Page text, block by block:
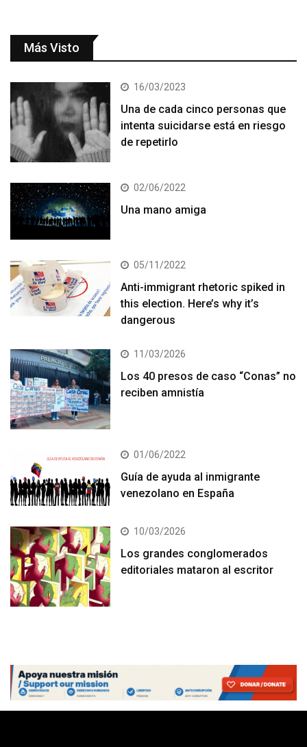
Más Visto
16/03/2023
Una de cada cinco personas que
intenta suicidarse está en riesgo
de repetirlo
02/06/2022
Una mano amiga
05/11/2022
Anti-immigrant rhetoric spiked in
this election. Here’s why it’s
dangerous
11/03/2026
Los 40 presos de caso “Conas” no
reciben amnistía
01/06/2022
Guía de ayuda al inmigrante
venezolano en España
10/03/2026
Los grandes conglomerados
editoriales mataron al escritor